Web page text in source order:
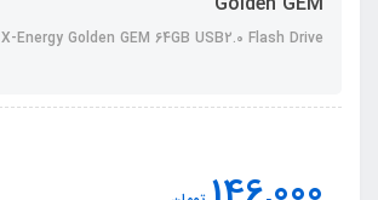
X-Energy Golden GEM 64GB USB2.0 Flash Drive